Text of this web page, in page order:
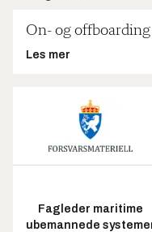
On- og
Les mer
Fagleder maritime
ubemannede